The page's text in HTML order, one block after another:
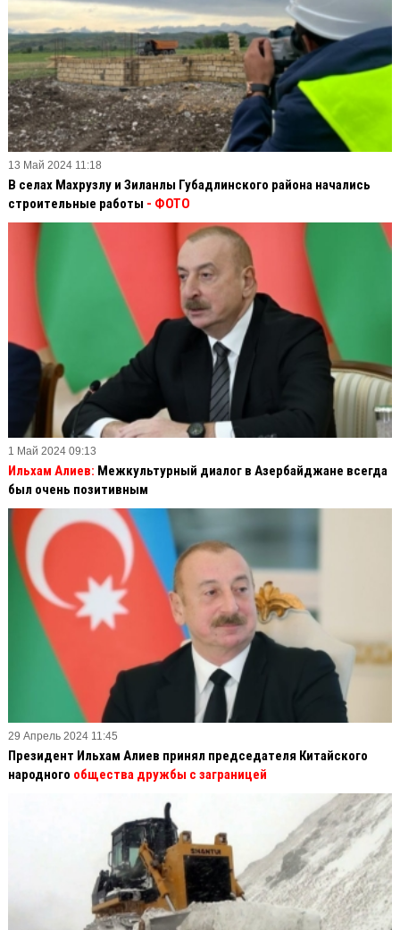
13 Май 2024 11:18
В селах Махрузлу и Зиланлы Губадлинского района начались
строительные работы - ФОТО
1 Май 2024 09:13
Ильхам Алиев: Межкультурный диалог в Азербайджане всегда
был очень позитивным
29 Апрель 2024 11:45
Президент Ильхам Алиев принял председателя Китайского
народного общества дружбы с заграницей